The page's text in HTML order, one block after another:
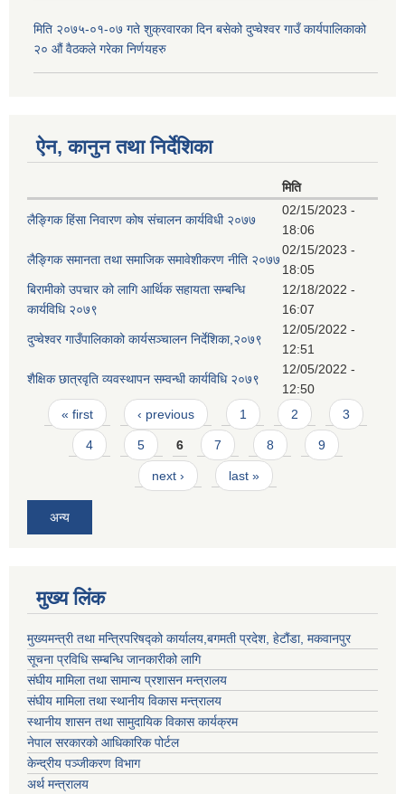
मिति २०७५-०१-०७ गते शुक्रवारका दिन बसेको दुप्चेश्वर गाउँ कार्यपालिकाको
२० औं वैठकले गरेका निर्णयहरु
ऐन, कानुन तथा निर्देशिका
मिति
लैङ्गिक हिंसा निवारण कोष संचालन कार्यविधी २०७७
02/15/2023 -
18:06
लैङ्गिक समानता तथा समाजिक समावेशीकरण नीति २०७७
02/15/2023 -
18:05
बिरामीको उपचार को लागि आर्थिक सहायता सम्बन्धि
कार्यविधि २०७९
12/18/2022 -
16:07
दुप्चेश्वर गाउँपालिकाको कार्यसञ्चालन निर्देशिका,२०७९
12/05/2022 -
12:51
शैक्षिक छात्रवृति व्यवस्थापन सम्वन्धी कार्यविधि २०७९
12/05/2022 -
12:50
Pages
« first ‹ previous 1 2 3
4 5 6 7 8 9
next › last »
अन्य
मुख्य लिंक
मुख्यमन्त्री तथा मन्त्रिपरिषद्को कार्यालय,बगमती प्रदेश, हेटौंडा, मकवानपुर
सूचना प्रविधि सम्बन्धि जानकारीको लागि
संघीय मामिला तथा सामान्य प्रशासन मन्त्रालय
संघीय मामिला तथा स्थानीय विकास मन्त्रालय
स्थानीय शासन तथा सामुदायिक विकास कार्यक्रम
नेपाल सरकारको आधिकारिक पोर्टल
केन्द्रीय पञ्जीकरण विभाग
अर्थ मन्त्रालय